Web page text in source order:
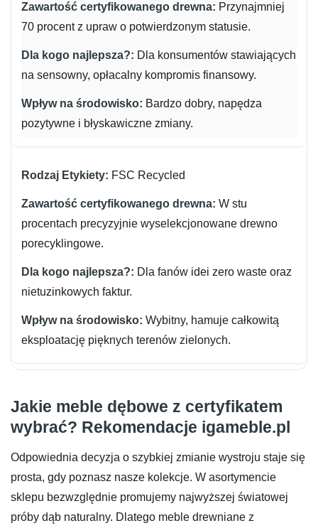
Przynajmniej
70 procent z upraw o potwierdzonym statusie.
Dla konsumentów stawiających
na sensowny, opłacalny kompromis finansowy.
Bardzo dobry, napędza
pozytywne i błyskawiczne zmiany.
FSC Recycled
W stu
procentach precyzyjnie wyselekcjonowane drewno
porecyklingowe.
Dla fanów idei zero waste oraz
nietuzinkowych faktur.
Wybitny, hamuje całkowitą
eksploatację pięknych terenów zielonych.
Jakie meble dębowe z certyfikatem
wybrać? Rekomendacje igameble.pl
Odpowiednia decyzja o szybkiej zmianie wystroju staje się
prosta, gdy poznasz nasze kolekcje. W asortymencie
sklepu bezwzględnie promujemy najwyższej światowej
próby dąb naturalny. Dlatego meble drewniane z